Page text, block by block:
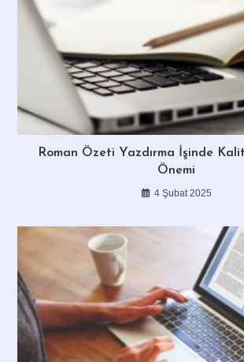
Roman Özeti Yazdırma İşinde
Önemi
4 Şubat 2025